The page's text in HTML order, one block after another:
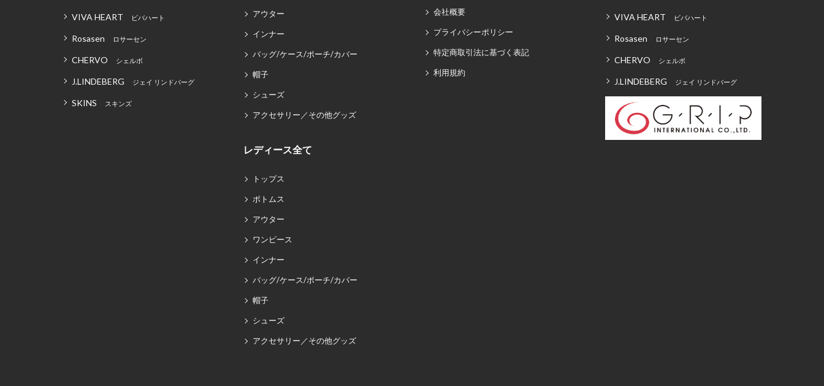
VIVA HEART ビバハート
Rosasen ロサーセン
CHERVO シェルボ
J.LINDEBERG ジェイ リンドバーグ
SKINS スキンズ
アウター
インナー
バッグ/ケース/ポーチ/カバー
帽子
シューズ
アクセサリー／その他グッズ
レディース全て
トップス
ボトムス
アウター
ワンピース
インナー
バッグ/ケース/ポーチ/カバー
帽子
シューズ
アクセサリー／その他グッズ
会社概要
プライバシーポリシー
特定商取引法に基づく表記
利用規約
VIVA HEART ビバハート
Rosasen ロサーセン
CHERVO シェルボ
J.LINDEBERG ジェイ リンドバーグ